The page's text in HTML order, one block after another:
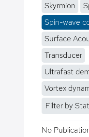
Skyrmion
Spin-wave
Surface
Transducer
Ultrafast
Vortex
Filter by
No